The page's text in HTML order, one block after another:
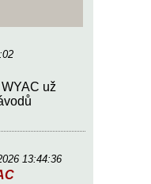
už
13:44:36